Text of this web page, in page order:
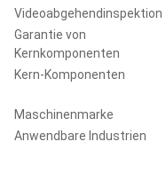
Videoabgehendinspektion
Garantie von
Kernkomponenten
Kern-Komponenten
Maschinenmarke
Anwendbare Industrien